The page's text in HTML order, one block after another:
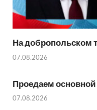
На добропольском
07.08.2026
Проедаем основной
07.08.2026